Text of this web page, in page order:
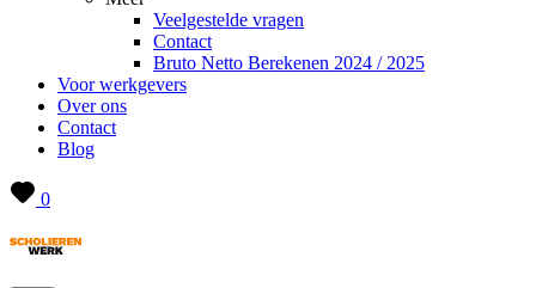
Veelgestelde vragen
Contact
Bruto Netto Berekenen 2024 / 2025
Voor werkgevers
Over ons
Contact
Blog
0